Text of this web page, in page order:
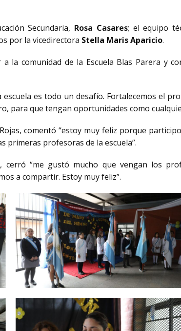
Secundaria, Rosa Casares; el equipo
por la vicedirectora Stella Maris Aparicio.
a la comunidad de la Escuela Blas Parera y
es todo un desafío. Fortalecemos el
para que tengan oportunidades como
comentó “estoy muy feliz porque
primeras profesoras de la escuela”.
cerró “me gustó mucho que vengan los
a compartir. Estoy muy feliz”.